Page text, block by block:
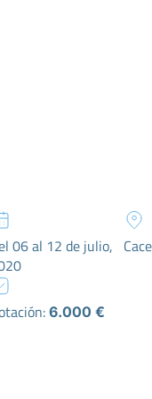
06 al 12 de julio,
6.000 €